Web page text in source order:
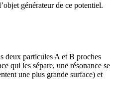
générateur de ce potentiel.
deux particules A et B proches
qui les sépare, une résonance se
une plus grande surface) et